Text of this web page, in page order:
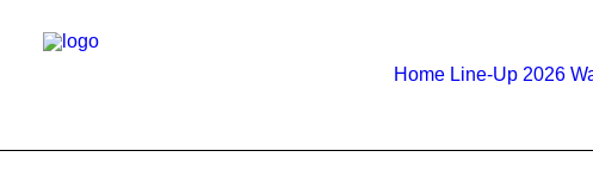
Home Line-Up 2026